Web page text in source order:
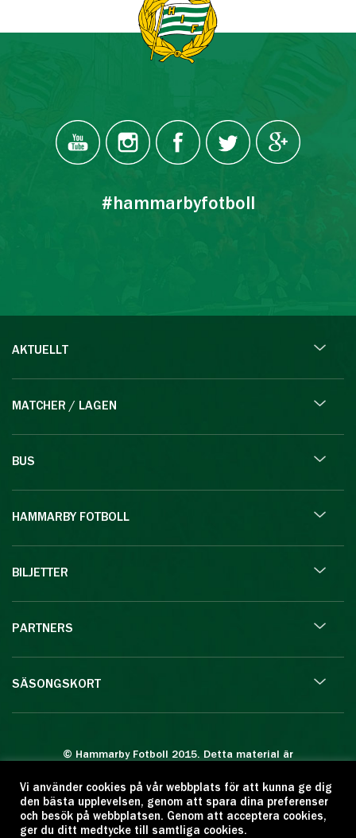
#hammarbyfotboll
AKTUELLT
MATCHER / LAGEN
BUS
HAMMARBY FOTBOLL
BILJETTER
PARTNERS
SÄSONGSKORT
© Hammarby Fotboll 2015. Detta material är
Eftertryck eller annan kopiering är förbjuden.
Citera oss gärna men ange källan:
www.hammarbyfotboll.se. Ansvarig utgivare:
Vi använder cookies på vår webbplats för att kunna ge dig
den bästa upplevelsen, genom att spara dina preferenser
och besök på webbplatsen. Genom att acceptera cookies,
ger du ditt medtycke till samtliga cookies.